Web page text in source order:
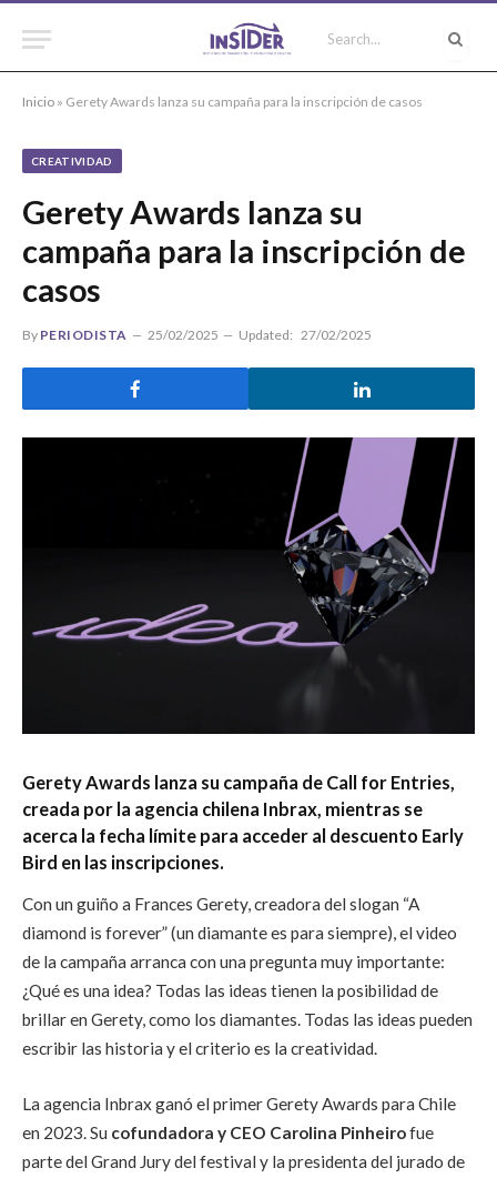
Inicio » Gerety Awards lanza su campaña para la inscripción de casos
CREATIVIDAD
Gerety Awards lanza su
campaña para la inscripción de
casos
By PERIODISTA 25/02/2025 Updated: 27/02/2025
Gerety Awards lanza su campaña de Call for Entries,
creada por la agencia chilena Inbrax, mientras se
acerca la fecha límite para acceder al descuento Early
Bird en las inscripciones.
Con un guiño a Frances Gerety, creadora del slogan “A
diamond is forever” (un diamante es para siempre), el video
de la campaña arranca con una pregunta muy importante:
¿Qué es una idea? Todas las ideas tienen la posibilidad de
brillar en Gerety, como los diamantes. Todas las ideas pueden
escribir las historia y el criterio es la creatividad.
La agencia Inbrax ganó el primer Gerety Awards para Chile
en 2023. Su cofundadora y CEO Carolina Pinheirofue
parte del Grand Jury del festival y la presidenta del jurado de